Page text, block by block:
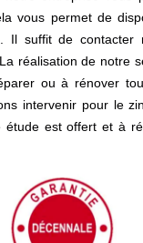
vous permet de
Il suffit de contacter
réalisation de notre
ou à rénover
intervenir pour le
étude est offert et à